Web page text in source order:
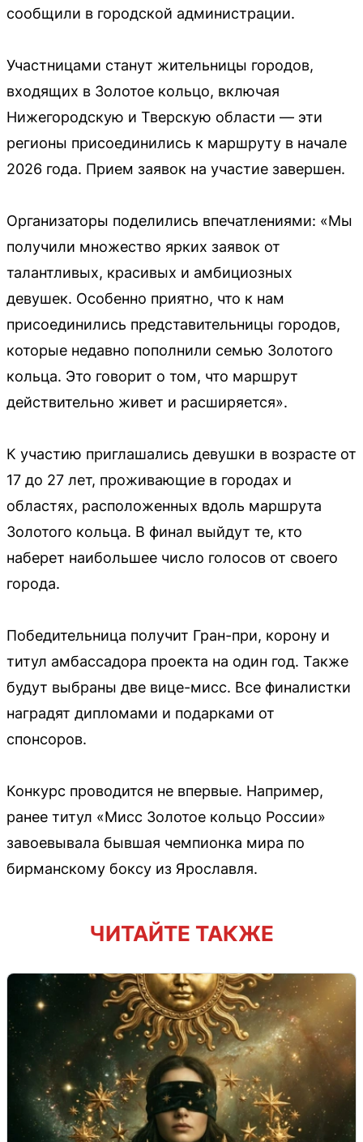
сообщили в городской администрации.
Участницами станут жительницы городов,
входящих в Золотое кольцо, включая
Нижегородскую и Тверскую области — эти
регионы присоединились к маршруту в начале
2026 года. Прием заявок на участие завершен.
Организаторы поделились впечатлениями: «Мы
получили множество ярких заявок от
талантливых, красивых и амбициозных
девушек. Особенно приятно, что к нам
присоединились представительницы городов,
которые недавно пополнили семью Золотого
кольца. Это говорит о том, что маршрут
действительно живет и расширяется».
К участию приглашались девушки в возрасте от
17 до 27 лет, проживающие в городах и
областях, расположенных вдоль маршрута
Золотого кольца. В финал выйдут те, кто
наберет наибольшее число голосов от своего
города.
Победительница получит Гран-при, корону и
титул амбассадора проекта на один год. Также
будут выбраны две вице-мисс. Все финалистки
наградят дипломами и подарками от
спонсоров.
Конкурс проводится не впервые. Например,
ранее титул «Мисс Золотое кольцо России»
завоевывала бывшая чемпионка мира по
бирманскому боксу из Ярославля.
ЧИТАЙТЕ ТАКЖЕ